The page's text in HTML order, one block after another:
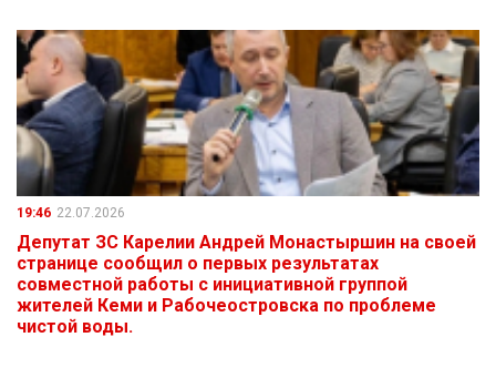
19:46 22.07.2026
Депутат ЗС Карелии Андрей Монастыршин на своей
странице сообщил о первых результатах
совместной работы с инициативной группой
жителей Кеми и Рабочеостровска по проблеме
чистой воды.